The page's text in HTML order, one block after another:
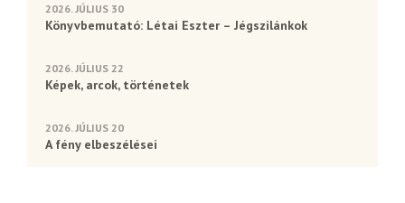
2026. JÚLIUS 30
Könyvbemutató: Létai Eszter – Jégszilánkok
2026. JÚLIUS 22
Képek, arcok, történetek
2026. JÚLIUS 20
A fény elbeszélései